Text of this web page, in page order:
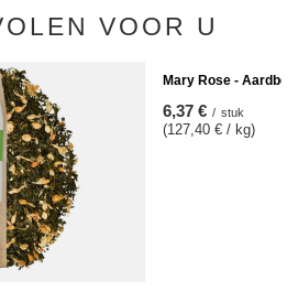
VOOR U
Mary Rose -
6,37 € / stuk
(127,40 € / kg)